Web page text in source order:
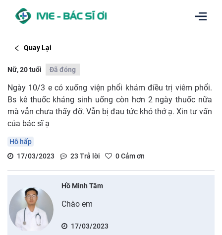
Quay Lại
Nữ, 20 tuổi Đã đóng
Ngày 10/3 e có xuống viện phổi khám điều trị viêm phổi.
Bs kê thuốc kháng sinh uống còn hơn 2 ngày thuốc nữa
mà vẫn chưa thấy đỡ. Vẫn bị đau tức khó thở ạ. Xin tư vấn
của bác sĩ ạ
Hô hấp
17/03/2023
23 Trả lời 0Cảm ơn
Hồ Minh Tâm
Chào em
17/03/2023